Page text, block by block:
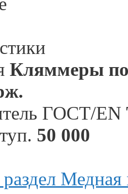
Кляммеры
ГОСТ/EN
50 000
Медная